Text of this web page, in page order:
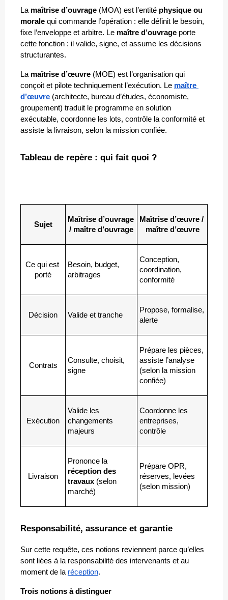
La maîtrise d’ouvrage (MOA) est l’entité physique ou
morale qui commande l’opération : elle définit le besoin,
fixe l’enveloppe et arbitre. Le maître d’ouvrage porte
cette fonction : il valide, signe, et assume les décisions
structurantes.
La maîtrise d’œuvre (MOE) est l’organisation qui
conçoit et pilote techniquement l’exécution. Le maître
d’œuvre (architecte, bureau d’études, économiste,
groupement) traduit le programme en solution
exécutable, coordonne les lots, contrôle la conformité et
assiste la livraison, selon la mission confiée.
Tableau de repère : qui fait quoi ?
Sujet
Maîtrise d’ouvrage
/ maître d’ouvrage
Maîtrise d’œuvre /
maître d’œuvre
Ce qui est
porté
Besoin, budget,
arbitrages
Conception,
coordination,
conformité
Décision Valide et tranche
Propose, formalise,
alerte
Contrats
Consulte, choisit,
signe
Prépare les pièces,
assiste l’analyse
(selon la mission
confiée)
Exécution
Valide les
changements
majeurs
Coordonne les
entreprises,
contrôle
Livraison
Prononce la
réception des
travaux (selon
marché)
Prépare OPR,
réserves, levées
(selon mission)
Responsabilité, assurance et garantie
Sur cette requête, ces notions reviennent parce qu’elles
sont liées à la responsabilité des intervenants et au
moment de la réception.
Trois notions à distinguer